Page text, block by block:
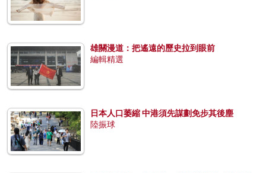
雄關漫道：把遙遠的歷史拉到眼前
編輯精選
日本人口萎縮 中港須先謀劃免步其後塵
陸振球